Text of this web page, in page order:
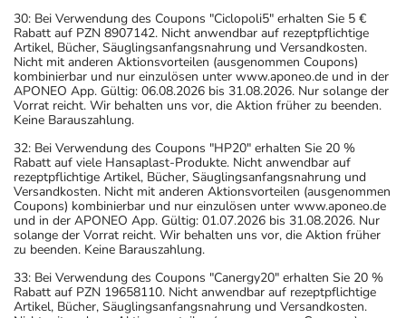
30: Bei Verwendung des Coupons "Ciclopoli5" erhalten Sie 5 €
Rabatt auf PZN 8907142. Nicht anwendbar auf rezeptpflichtige
Artikel, Bücher, Säuglingsanfangsnahrung und Versandkosten.
Nicht mit anderen Aktionsvorteilen (ausgenommen Coupons)
kombinierbar und nur einzulösen unter www.aponeo.de und in der
APONEO App. Gültig: 06.08.2026 bis 31.08.2026. Nur solange der
Vorrat reicht. Wir behalten uns vor, die Aktion früher zu beenden.
Keine Barauszahlung.
32: Bei Verwendung des Coupons "HP20" erhalten Sie 20 %
Rabatt auf viele Hansaplast-Produkte. Nicht anwendbar auf
rezeptpflichtige Artikel, Bücher, Säuglingsanfangsnahrung und
Versandkosten. Nicht mit anderen Aktionsvorteilen (ausgenommen
Coupons) kombinierbar und nur einzulösen unter www.aponeo.de
und in der APONEO App. Gültig: 01.07.2026 bis 31.08.2026. Nur
solange der Vorrat reicht. Wir behalten uns vor, die Aktion früher
zu beenden. Keine Barauszahlung.
33: Bei Verwendung des Coupons "Canergy20" erhalten Sie 20 %
Rabatt auf PZN 19658110. Nicht anwendbar auf rezeptpflichtige
Artikel, Bücher, Säuglingsanfangsnahrung und Versandkosten.